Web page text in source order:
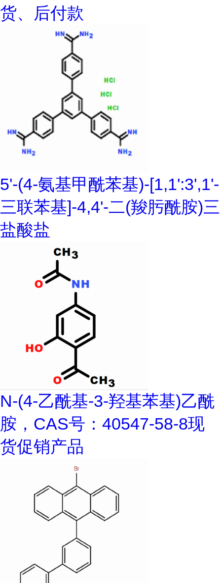
货、后付款
5'-(4-氨基甲酰苯基)-[1,1':3',1'-
三联苯基]-4,4'-二(羧肟酰胺)三
盐酸盐
N-(4-乙酰基-3-羟基苯基)乙酰
胺，CAS号：40547-58-8现
货促销产品